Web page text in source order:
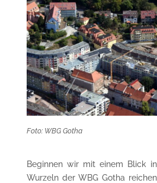
Foto: WBG Gotha
Beginnen wir mit einem Blick
Wurzeln der WBG Gotha